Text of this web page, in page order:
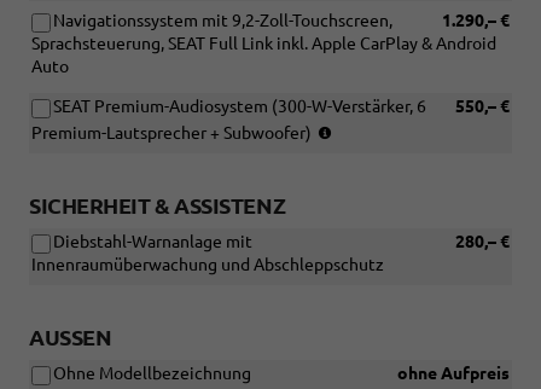
1.290,– €
Navigationssystem mit 9,2-Zoll-Touchscreen,
Sprachsteuerung, SEAT Full Link inkl. Apple CarPlay & Android
Auto
550,– €
SEAT Premium-Audiosystem (300-W-Verstärker, 6
Premium-Lautsprecher + Subwoofer)
Navigationssystem
mit
SICHERHEIT & ASSISTENZ
280,– €
Diebstahl-Warnanlage mit
Innenraumüberwachung und Abschleppschutz
AUSSEN
ohne Aufpreis
Ohne Modellbezeichnung